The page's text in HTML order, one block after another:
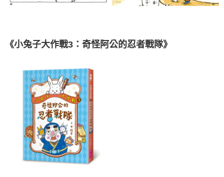
《小兔子大作戰3：奇怪阿公的忍者戰隊》